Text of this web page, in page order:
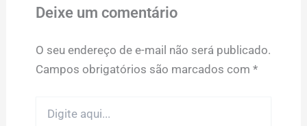
Deixe um comentário
O seu endereço de e-mail não será publicado.
Campos obrigatórios são marcados com *
aqui...